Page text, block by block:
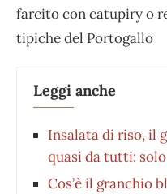
farcito con catupiry o
tipiche del Portogallo
Leggi anche
Insalata di riso, il
quasi da tutti:
Cos’è il granchio